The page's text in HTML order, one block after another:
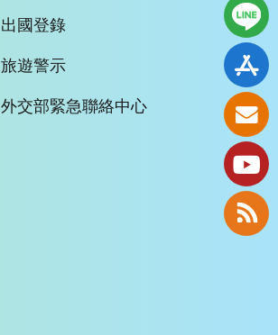
出國登錄
旅遊警示
外交部緊急聯絡中心